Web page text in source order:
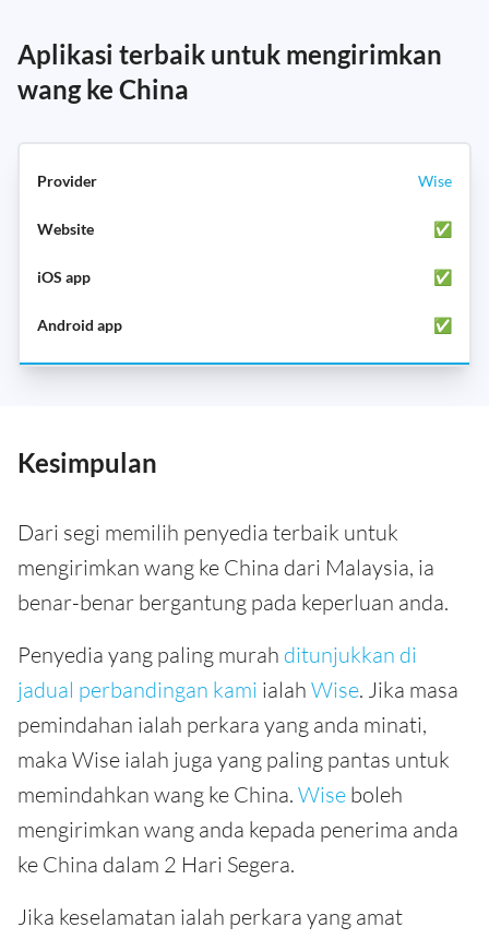
Aplikasi terbaik untuk mengirimkan
wang ke China
Wise
✅
✅
✅
Kesimpulan
Dari segi memilih penyedia terbaik untuk
mengirimkan wang ke China dari Malaysia, ia
benar-benar bergantung pada keperluan anda.
Penyedia yang paling murah ditunjukkan di
jadual perbandingan kami ialah Wise. Jika masa
pemindahan ialah perkara yang anda minati,
maka Wise ialah juga yang paling pantas untuk
memindahkan wang ke China. Wise boleh
mengirimkan wang anda kepada penerima anda
ke China dalam 2 Hari Segera.
Jika keselamatan ialah perkara yang amat